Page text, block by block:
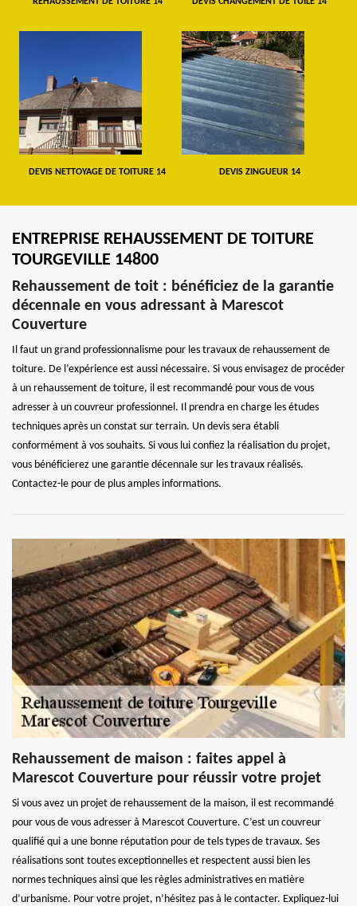
DEVIS NETTOYAGE DE TOITURE 14 DEVIS ZINGUEUR 14
ENTREPRISE REHAUSSEMENT DE TOITURE
TOURGEVILLE 14800
Rehaussement de toit : bénéficiez de la garantie
décennale en vous adressant à Marescot
Couverture
Il faut un grand professionnalisme pour les travaux de rehaussement de
toiture. De l’expérience est aussi nécessaire. Si vous envisagez de procéder
à un rehaussement de toiture, il est recommandé pour vous de vous
adresser à un couvreur professionnel. Il prendra en charge les études
techniques après un constat sur terrain. Un devis sera établi
conformément à vos souhaits. Si vous lui confiez la réalisation du projet,
vous bénéficierez une garantie décennale sur les travaux réalisés.
Contactez-le pour de plus amples informations.
Rehaussement de maison : faites appel à
Marescot Couverture pour réussir votre projet
Si vous avez un projet de rehaussement de la maison, il est recommandé
pour vous de vous adresser à Marescot Couverture. C’est un couvreur
qualifié qui a une bonne réputation pour de tels types de travaux. Ses
réalisations sont toutes exceptionnelles et respectent aussi bien les
normes techniques ainsi que les règles administratives en matière
d’urbanisme. Pour votre projet, n’hésitez pas à le contacter. Expliquez-lui